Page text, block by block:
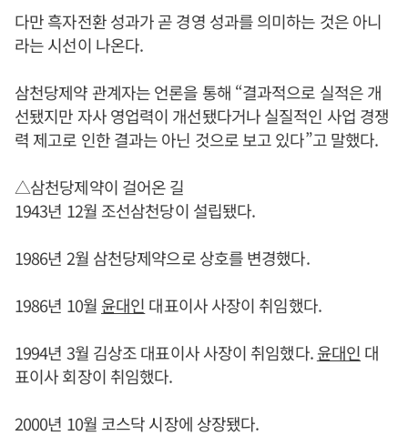
다만 흑자전환 성과가 곧 경영 성과를 의미하는 것은 아니
라는 시선이 나온다.
삼천당제약 관계자는 언론을 통해 “결과적으로 실적은 개
선됐지만 자사 영업력이 개선됐다거나 실질적인 사업 경쟁
력 제고로 인한 결과는 아닌 것으로 보고 있다”고 말했다.
△삼천당제약이 걸어온 길
1943년 12월 조선삼천당이 설립됐다.
1986년 2월 삼천당제약으로 상호를 변경했다.
1986년 10월 윤대인 대표이사 사장이 취임했다.
1994년 3월 김상조 대표이사 사장이 취임했다.윤대인 대
표이사 회장이 취임했다.
2000년 10월 코스닥 시장에 상장됐다.